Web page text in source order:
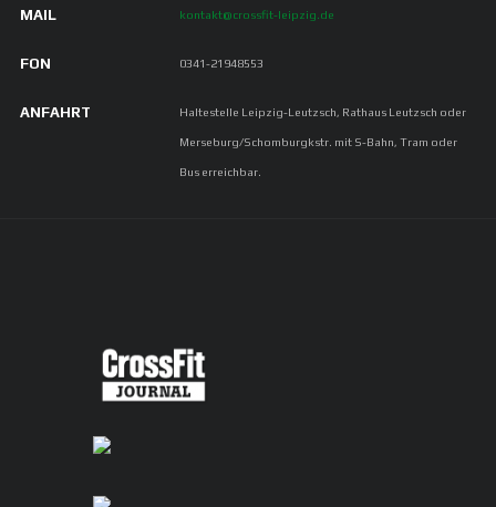
MAIL kontakt@crossfit-leipzig.de
FON 0341-21948553
ANFAHRT Haltestelle Leipzig-Leutzsch, Rathaus Leutzsch oder
Merseburg/Schomburgkstr. mit S-Bahn, Tram oder
Bus erreichbar.